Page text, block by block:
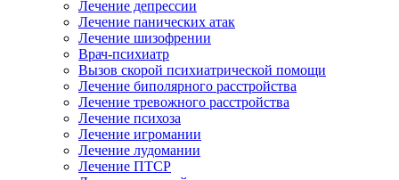
Лечение депрессии
Лечение панических атак
Лечение шизофрении
Врач-психиатр
Вызов скорой психиатрической помощи
Лечение биполярного расстройства
Лечение тревожного расстройства
Лечение психоза
Лечение игромании
Лечение лудомании
Лечение ПТСР